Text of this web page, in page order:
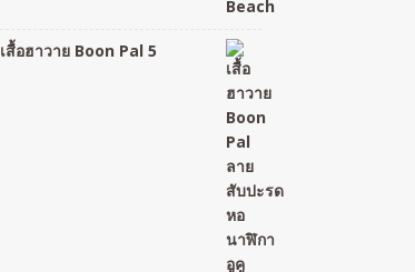
เสื้อฮาวาย Boon Pal 5